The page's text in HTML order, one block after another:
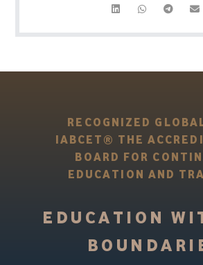
RECOGNIZED
IABCET® THE
BOARD FOR
EDUCATION AND
EDUCATION